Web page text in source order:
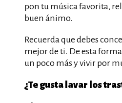
pon tu música favorita,
buen ánimo.
Recuerda que debes
mejor de ti. De esta
un poco más y vivir por
¿Te gusta lavar los